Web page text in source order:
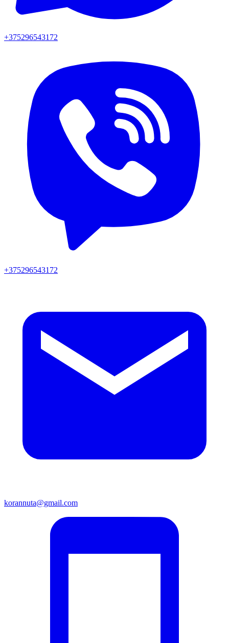
+375296543172
+375296543172
korannuta@gmail.com